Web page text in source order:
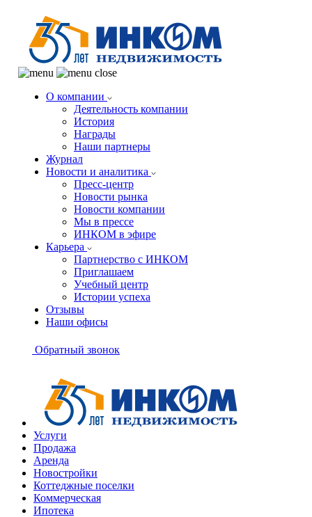
О компании
Деятельность компании
История
Награды
Наши партнеры
Журнал
Новости и аналитика
Пресс-центр
Новости рынка
Новости компании
Мы в прессе
ИНКОМ в эфире
Карьера
Партнерство с ИНКОМ
Приглашаем
Учебный центр
Истории успеха
Отзывы
Наши офисы
Обратный звонок
Услуги
Продажа
Аренда
Новостройки
Коттеджные поселки
Коммерческая
Ипотека